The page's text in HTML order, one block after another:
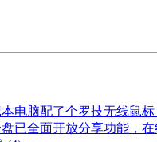
电脑配了个罗技无线鼠标
盘已全面开放分享功能，